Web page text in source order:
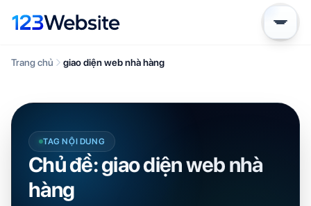
Trang chủ giao diện web nhà hàng
TAG NỘI DUNG
Chủ đề: giao diện web nhà
hàng